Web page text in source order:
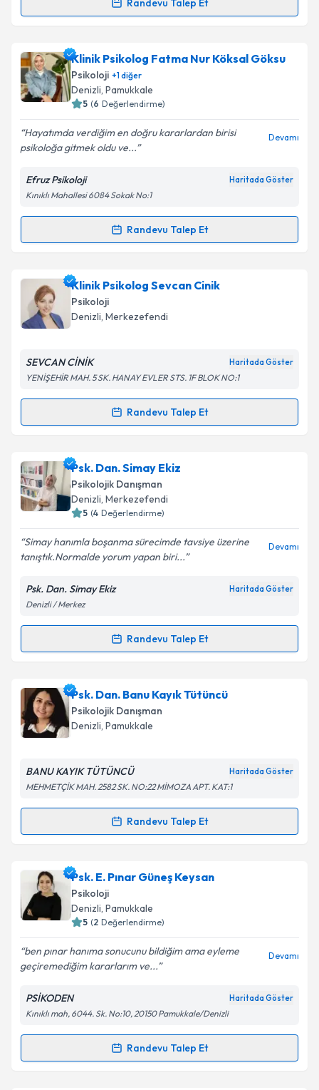
Randevu Talep Et
Randevu Takvimi Talebi
Psk. Dan. Hüseyin Tekdemiriçin randevu takvimi
talebi oluşturun. Size bu uzmandan randevu almanız
için bir takvim hazırlandığında e-posta ile
bilgilendireceğiz.
E-posta Adresiniz
Kişisel verilerimin işlenmesine ilişkin
Metni'ni okudum ve kişisel verilerimin belirtilen
kapsamda işlenmesini kabul ediyorum.
Klinik Psikolog Fatma Nur Köksal Göksu
Psikoloji +1diğer
Denizli, Pamukkale
5 (6 Değerlendirme)
Hayatımda verdiğim en doğru kararlardan birisi
psikoloğa gitmek oldu ve...
Devamı
Efruz Psikoloji Haritada Göster
Kınıklı Mahallesi 6084 Sokak No:1
Randevu Talep Et
Randevu Takvimi Talebi
Klinik Psikolog Fatma Nur Köksal Göksu
randevu takvimi talebi oluşturun. Size bu uzmandan
randevu almanız için bir takvim hazırlandığında e-
posta ile bilgilendireceğiz.
E-posta Adresiniz
Kişisel verilerimin işlenmesine ilişkinAydınlatma
kapsamda işlenmesini kabul ediyorum.
Takvim Talebini Gönder
Klinik Psikolog Sevcan Cinik
Psikoloji
Denizli, Merkezefendi
SEVCAN CİNİK Haritada Göster
YENİŞEHİR MAH. 5 SK. HANAY EVLER STS. 1F BLOK NO:1
Randevu Talep Et
Randevu Takvimi Talebi
Klinik Psikolog Sevcan Cinik
talebi oluşturun. Size bu uzmandan randevu almanız
için bir takvim hazırlandığında e-posta ile
bilgilendireceğiz.
E-posta Adresiniz
Kişisel verilerimin işlenmesine ilişkin
Metni'ni okudum ve kişisel verilerimin belirtilen
kapsamda işlenmesini kabul ediyorum.
Psk. Dan. Simay Ekiz
Psikolojik Danışman
Denizli, Merkezefendi
5 (4 Değerlendirme)
Simay hanımla boşanma sürecimde tavsiye üzerine
tanıştık.Normalde yorum yapan biri...
Devamı
Psk. Dan. Simay Ekiz Haritada Göster
Denizli / Merkez
Randevu Talep Et
Randevu Takvimi Talebi
Psk. Dan. Simay Ekiz için randevu takvimi talebi
oluşturun. Size bu uzmandan randevu almanız için bir
takvim hazırlandığında e-posta ile bilgilendireceğiz.
Kişisel verilerimin işlenmesine ilişkin
Metni'ni okudum ve kişisel verilerimin belirtilen
Takvim Talebini Gönder
Psk. Dan. Banu Kayık Tütüncü
Psikolojik Danışman
Denizli, Pamukkale
BANU KAYIK TÜTÜNCÜ Haritada Göster
MEHMETÇİK MAH. 2582 SK. NO:22 MİMOZA APT. KAT:1
Randevu Talep Et
Randevu Takvimi Talebi
Psk. Dan. Banu Kayık Tütüncüiçin randevu takvimi
talebi oluşturun. Size bu uzmandan randevu almanız
için bir takvim hazırlandığında e-posta ile
bilgilendireceğiz.
E-posta Adresiniz
Kişisel verilerimin işlenmesine ilişkinAydınlatma
Metni'ni okudum ve kişisel verilerimin belirtilen
kapsamda işlenmesini kabul ediyorum.
Psk. E. Pınar Güneş Keysan
Psikoloji
Denizli, Pamukkale
5 (2 Değerlendirme)
ben pınar hanıma sonucunu bildiğim ama eyleme
geçiremediğim kararlarım ve...
Devamı
PSİKODEN Haritada Göster
Kınıklı mah, 6044. Sk. No:10, 20150 Pamukkale/Denizli
Randevu Talep Et
Randevu Takvimi Talebi